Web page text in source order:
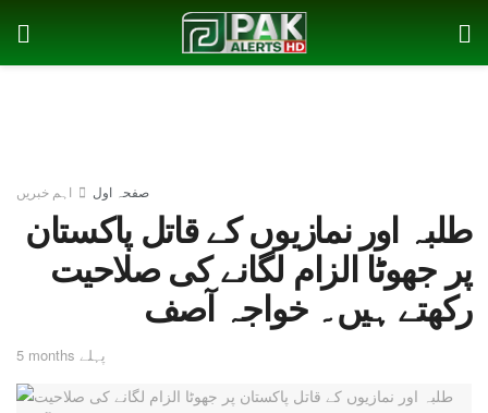
صفحہ اول اہم خبریں
طلبہ اور نمازیوں کے قاتل پاکستان
پر جھوٹا الزام لگانے کی صلاحیت
رکھتے ہیں۔ خواجہ آصف
5 months پہلے